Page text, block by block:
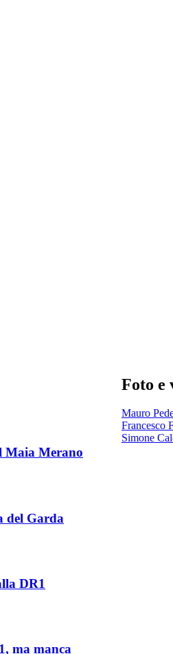
Maia Merano
del Garda
DR1
ma manca
Foto e
Mauro
Francesco
Simone